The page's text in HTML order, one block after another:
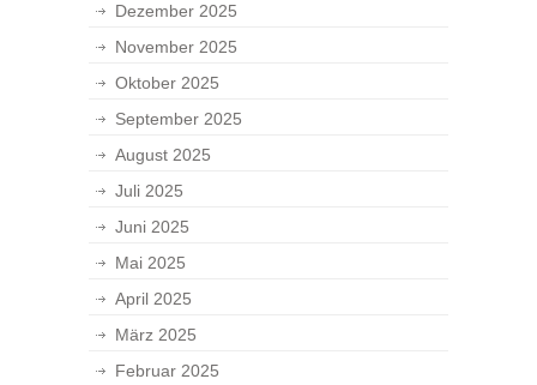
Dezember 2025
November 2025
Oktober 2025
September 2025
August 2025
Juli 2025
Juni 2025
Mai 2025
April 2025
März 2025
Februar 2025